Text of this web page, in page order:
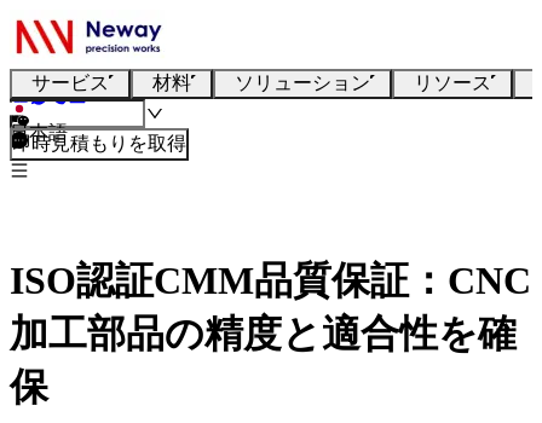
サービス 材料 ソリューション リソース
日本語
即時見積もりを取得
ISO認証CMM品質保証：CNC
加工部品の精度と適合性を確
保